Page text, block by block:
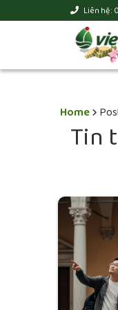
Liên hệ :
Home
Tin